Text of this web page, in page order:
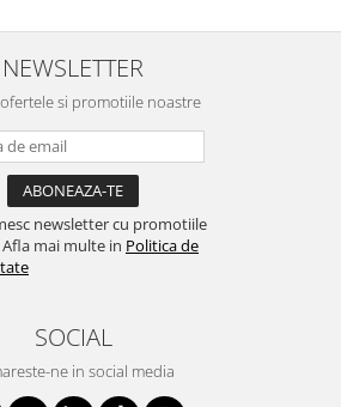
birou
birou
NEWSLETTER
si promotiile noastre
newsletter cu promotiile
mai multe in Politica de
SOCIAL
ne in social media